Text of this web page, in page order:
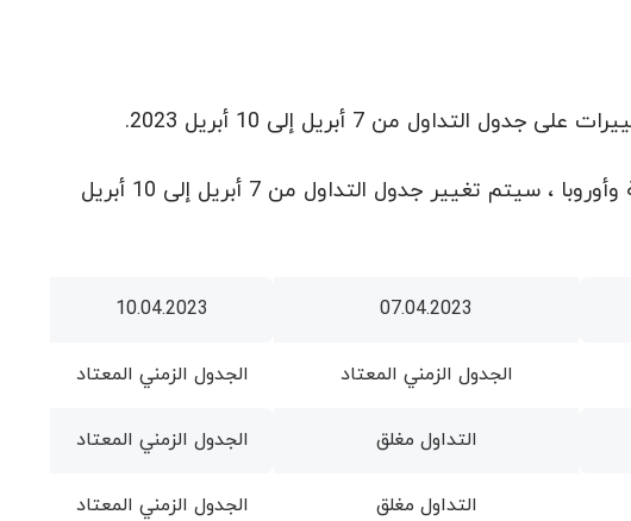
من 7 أبريل إلى 10 أبريل 2023.
فيما يتعلق بعطلة عيد الفصح في الولايات المتحدة الأمريكية وأوروبا ، سيتم تغيير جدول التداول من 7 أبريل إلى 10 أبريل
07.04.2023
10.04.2023
الجدول الزمني المعتاد الجدول الزمني المعتاد
التداول مغلق الجدول الزمني المعتاد
التداول مغلق الجدول الزمني المعتاد